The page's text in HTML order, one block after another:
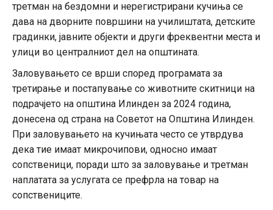
третман на бездомни и нерегистрирани кучиња се
дава на дворните површини на училиштата, детските
градинки, јавните објекти и други фреквентни места и
улици во централниот дел на општината.
Заловувањето се врши според програмата за
третирање и постапување со животните скитници на
подрачјето на општина Илинден за 2024 година,
донесена од страна на Советот на Општина Илинден.
При заловувањето на кучињата често се утврдува
дека тие имаат микрочипови, односно имаат
сопственици, поради што за заловување и третман
наплатата за услугата се префрла на товар на
сопствениците.